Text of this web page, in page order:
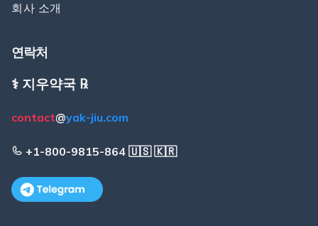
회사 소개
연락처
⚕️ 지우약국 ℞
contact@yak-jiu.com
+1-800-9815-864 🇺🇸 🇰🇷